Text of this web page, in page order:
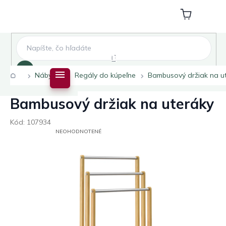
Nákupný
košík
Domov
Nábytok Regály do kúpeľne Bambusový držiak na
Bambusový držiak na uteráky
Kód: 107934
PRIEMERNÉNEOHODNOTENÉ